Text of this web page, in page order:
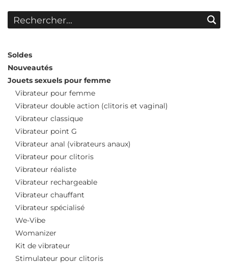
Soldes
Nouveautés
Jouets sexuels pour femme
Vibrateur pour femme
Vibrateur double action (clitoris et vaginal)
Vibrateur classique
Vibrateur point G
Vibrateur anal (vibrateurs anaux)
Vibrateur pour clitoris
Vibrateur réaliste
Vibrateur rechargeable
Vibrateur chauffant
Vibrateur spécialisé
We-Vibe
Womanizer
Kit de vibrateur
Stimulateur pour clitoris